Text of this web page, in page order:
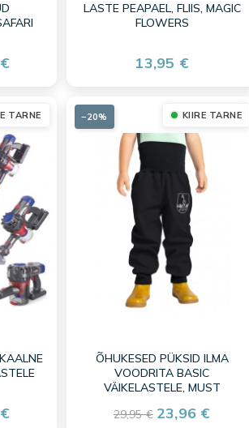
LASTE PEAPAEL, FLIIS, MAGIC
FLOWERS
13,95 €
TARNE KIIRE TARNE
ÕHUKESED PÜKSID ILMA
VOODRITA BASIC
VÄIKELASTELE, MUST
29,95 € 23,96 €
−20%